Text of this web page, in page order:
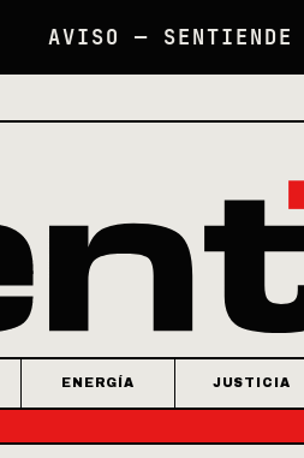
AVISO — SENTIENDE
ENERGÍA JUSTICIA